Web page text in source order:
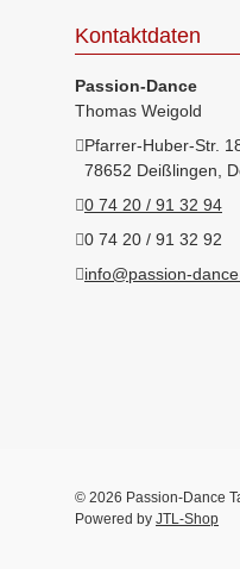
Kontaktdaten
Passion-Dance
Thomas Weigold
Pfarrer-Huber-Str.
78652 Deißlingen,
0 74 20 / 91 32 94
0 74 20 / 91 32 92
info@passion-
© 2026 Passion-Dance
Powered by JTL-Shop